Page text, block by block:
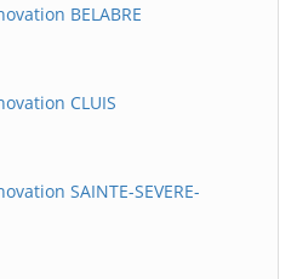
BELABRE
CLUIS
SAINTE-SEVERE-